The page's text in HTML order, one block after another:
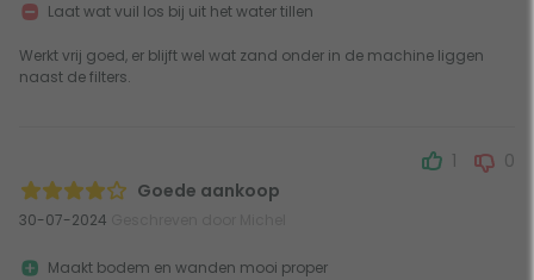
Werkt vrij goed, er blijft wel wat zand onder in de machine liggen
naast de filters.
Laat wat vuil los bij uit het water tillen
Goede aankoop
30-07-2024
1 0
Maakt bodem en wanden mooi proper